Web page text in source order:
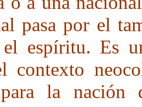
pasa por el
el espíritu. Es
contexto
la nación